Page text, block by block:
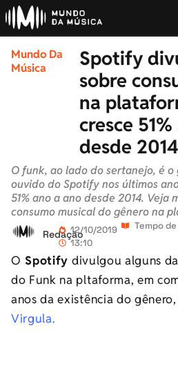
Mundo Da
Música
Spotify
sobre
na
cresce
desde 2014
O funk, ao lado do sertanejo, é o
ouvido do Spotify nos últimos
51% ano a ano desde 2014. Veja
consumo musical do gênero na
Redação12/10/2019
13:10
Tempo
O Spotify divulgou alguns
do Funk na pltaforma, em
anos da existência do
Virgula.